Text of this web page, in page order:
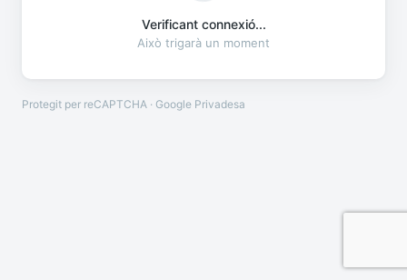
Verificant connexió...
Això trigarà un moment
Protegit per reCAPTCHA · Google Privadesa